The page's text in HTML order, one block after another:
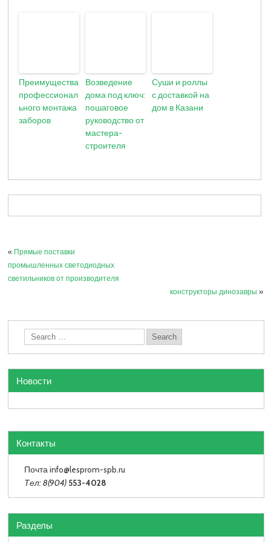
Преимущества
профессионал
ьного монтажа
заборов
Возведение
дома под ключ:
пошаговое
руководство от
мастера-
строителя
Суши и роллы
с доставкой на
дом в Казани
« Прямые поставки
промышленных светодиодных
светильников от производителя
конструкторы динозавры »
Новости
Контакты
Почта info@lesprom-spb.ru
Тел: 8(904) 553-4028
Разделы